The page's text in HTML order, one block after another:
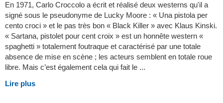
En 1971, Carlo Croccolo a écrit et réalisé deux westerns qu'il a
signé sous le pseudonyme de Lucky Moore : « Una pistola per
cento croci » et le pas très bon « Black Killer » avec Klaus Kinski.
« Sartana, pistolet pour cent croix » est un honnête western «
spaghetti » totalement foutraque et caractérisé par une totale
absence de mise en scène ; les acteurs semblent en totale roue
libre. Mais c’est également cela qui fait le ...
Lire plus